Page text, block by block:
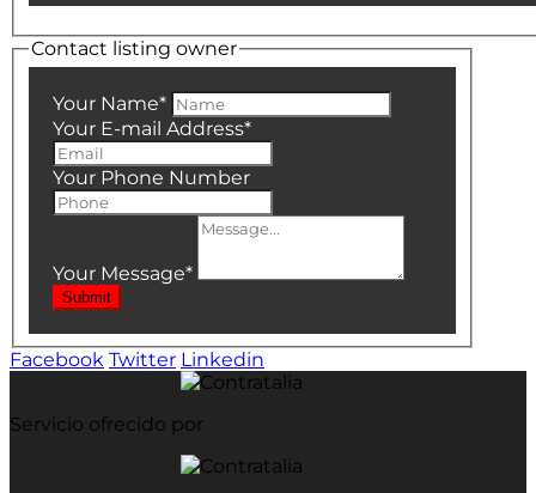
Contact listing owner
Your Name*
Your E-mail Address*
Your Phone Number
Your Message*
Submit
Facebook Twitter Linkedin
Servicio ofrecido por